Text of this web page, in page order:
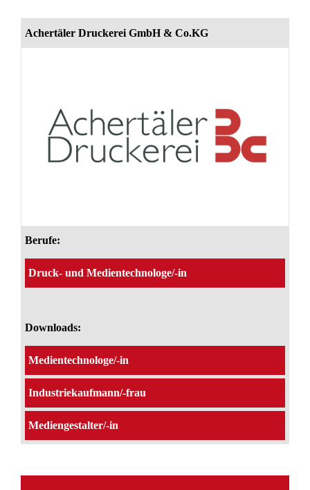
Achertäler Druckerei GmbH & Co.KG
Berufe:
Druck- und Medientechnologe/-in
Downloads:
Medientechnologe/-in
Industriekaufmann/-frau
Mediengestalter/-in